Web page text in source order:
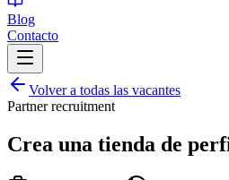
Blog
Contacto
Volver a todas las vacantes
Partner recruitment
Crea una tienda de